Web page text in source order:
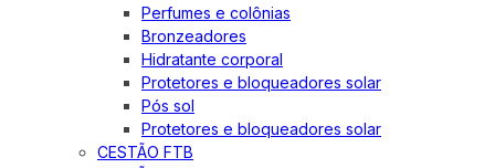
Perfumes e colônias
Bronzeadores
Hidratante corporal
Protetores e bloqueadores solar
Pós sol
Protetores e bloqueadores solar
CESTÃO FTB